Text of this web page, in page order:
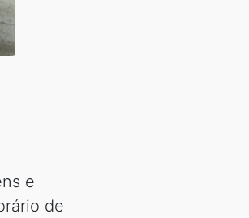
e
de